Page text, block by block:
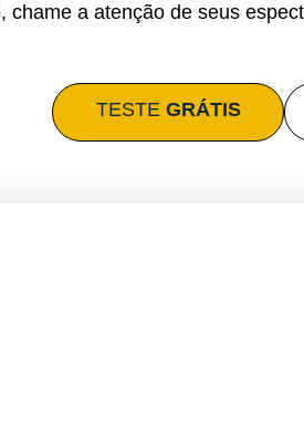
chame a atenção de seus
TESTE GRÁTIS